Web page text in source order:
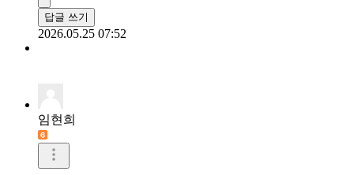
답글 쓰기
2026.05.25 07:52
임현희